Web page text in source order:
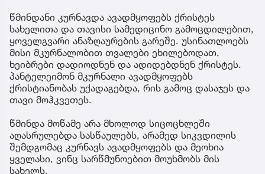
წმინდანი კურნავდა ავადმყოფებს ქრისტეს
სახელითა და თავისი სამედიცინო გამოცდილებით,
ყოველგვარი ანაზღაურების გარეშე. უსინათლოებს
მისი მკურნალობით თვალები ეხილებოდათ,
ხეიბრები დადიოდნენ და ადიდებდნენ ქრისტეს.
პანტელეიმონ მკურნალი ავადმყოფებს
ქრისტიანობას უქადაგებდა, რის გამოც დასაჯეს და
თავი მოჰკვეთეს.
წმინდა მოწამე არა მხოლოდ სიცოცხლეში
აღასრულებდა სასწაულებს, არამედ სიკვდილის
შემდგომაც კურნავს ავადმყოფებს და მეოხია
ყველასი, ვინც სარწმუნოებით მოუხმობს მის
სახელს.